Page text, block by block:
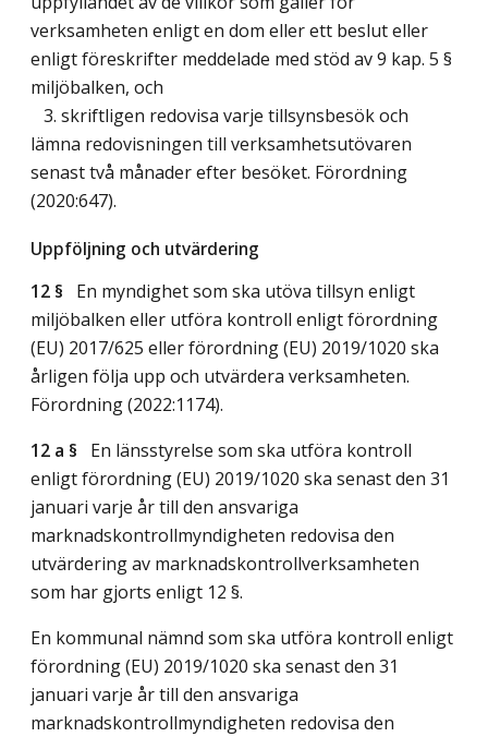
verksamheten enligt en dom eller ett beslut eller
enligt föreskrifter meddelade med stöd av 9 kap. 5 §
miljöbalken, och
3. skriftligen redovisa varje tillsynsbesök och
lämna redovisningen till verksamhetsutövaren
senast två månader efter besöket. Förordning
(2020:647).
Uppföljning och utvärdering
12 § En myndighet som ska utöva tillsyn enligt
miljöbalken eller utföra kontroll enligt förordning
(EU) 2017/625 eller förordning (EU) 2019/1020 ska
årligen följa upp och utvärdera verksamheten.
Förordning (2022:1174).
12 a § En länsstyrelse som ska utföra kontroll
enligt förordning (EU) 2019/1020 ska senast den 31
januari varje år till den ansvariga
marknadskontrollmyndigheten redovisa den
utvärdering av marknadskontrollverksamheten
som har gjorts enligt 12 §.
En kommunal nämnd som ska utföra kontroll enligt
förordning (EU) 2019/1020 ska senast den 31
januari varje år till den ansvariga
marknadskontrollmyndigheten redovisa den